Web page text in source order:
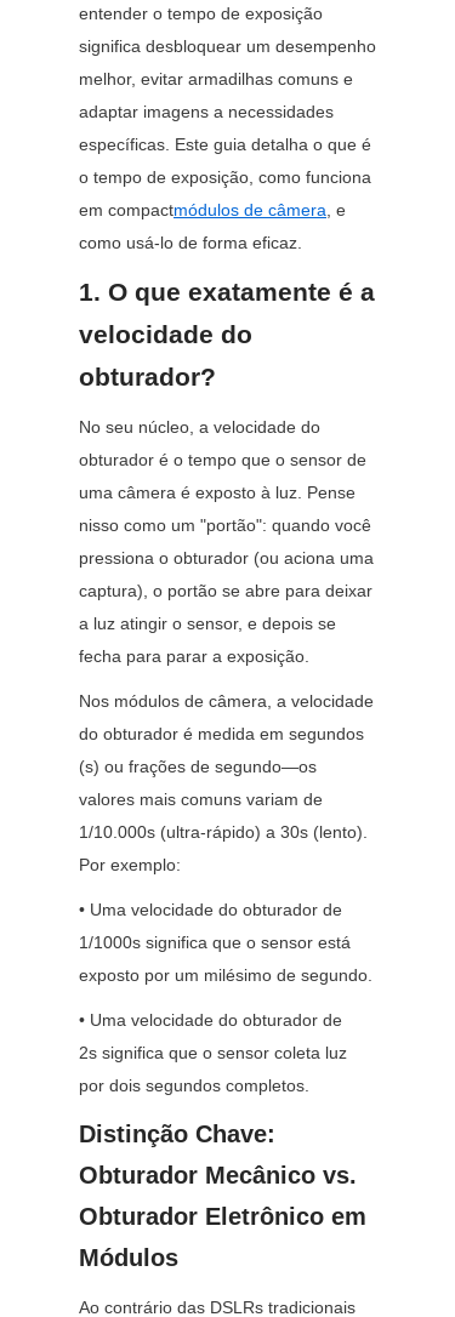
entender o tempo de exposição
significa desbloquear um desempenho
melhor, evitar armadilhas comuns e
adaptar imagens a necessidades
específicas. Este guia detalha o que é
o tempo de exposição, como funciona
em compactmódulos de câmera, e
como usá-lo de forma eficaz.
1. O que exatamente é a
velocidade do
obturador?
No seu núcleo, a velocidade do
obturador é o tempo que o sensor de
uma câmera é exposto à luz. Pense
nisso como um "portão": quando você
pressiona o obturador (ou aciona uma
captura), o portão se abre para deixar
a luz atingir o sensor, e depois se
fecha para parar a exposição.
Nos módulos de câmera, a velocidade
do obturador é medida em segundos
(s) ou frações de segundo—os
valores mais comuns variam de
1/10.000s (ultra-rápido) a 30s (lento).
Por exemplo:
• Uma velocidade do obturador de
1/1000s significa que o sensor está
exposto por um milésimo de segundo.
• Uma velocidade do obturador de
2s significa que o sensor coleta luz
por dois segundos completos.
Distinção Chave:
Obturador Mecânico vs.
Obturador Eletrônico em
Módulos
Ao contrário das DSLRs tradicionais